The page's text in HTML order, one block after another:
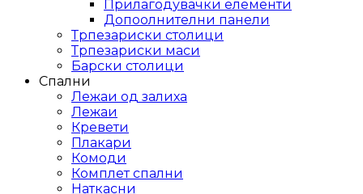
Прилагодувачки елементи
Допоолнителни панели
Трпезариски столици
Трпезариски маси
Барски столици
Спални
Лежаи од залиха
Лежаи
Кревети
Плакари
Комоди
Комплет спални
Наткасни